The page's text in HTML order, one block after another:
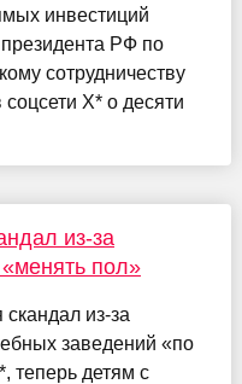
инвестиций
РФ по
сотрудничеству
X* о десяти
из-за
пол»
из-за
заведений «по
теперь детям с